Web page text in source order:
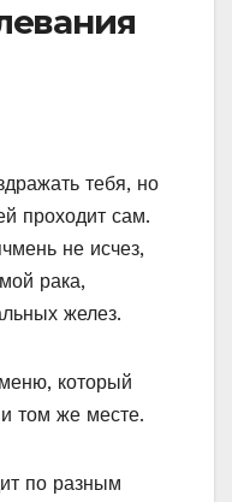
тебя, но
проходит сам.
не исчез,
рака,
желез.
который
том же месте.
по разным